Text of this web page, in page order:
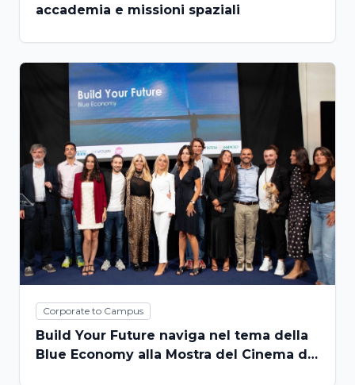
accademia e missioni spaziali
Corporate to Campus
Build Your Future naviga nel tema della
Blue Economy alla Mostra del Cinema di